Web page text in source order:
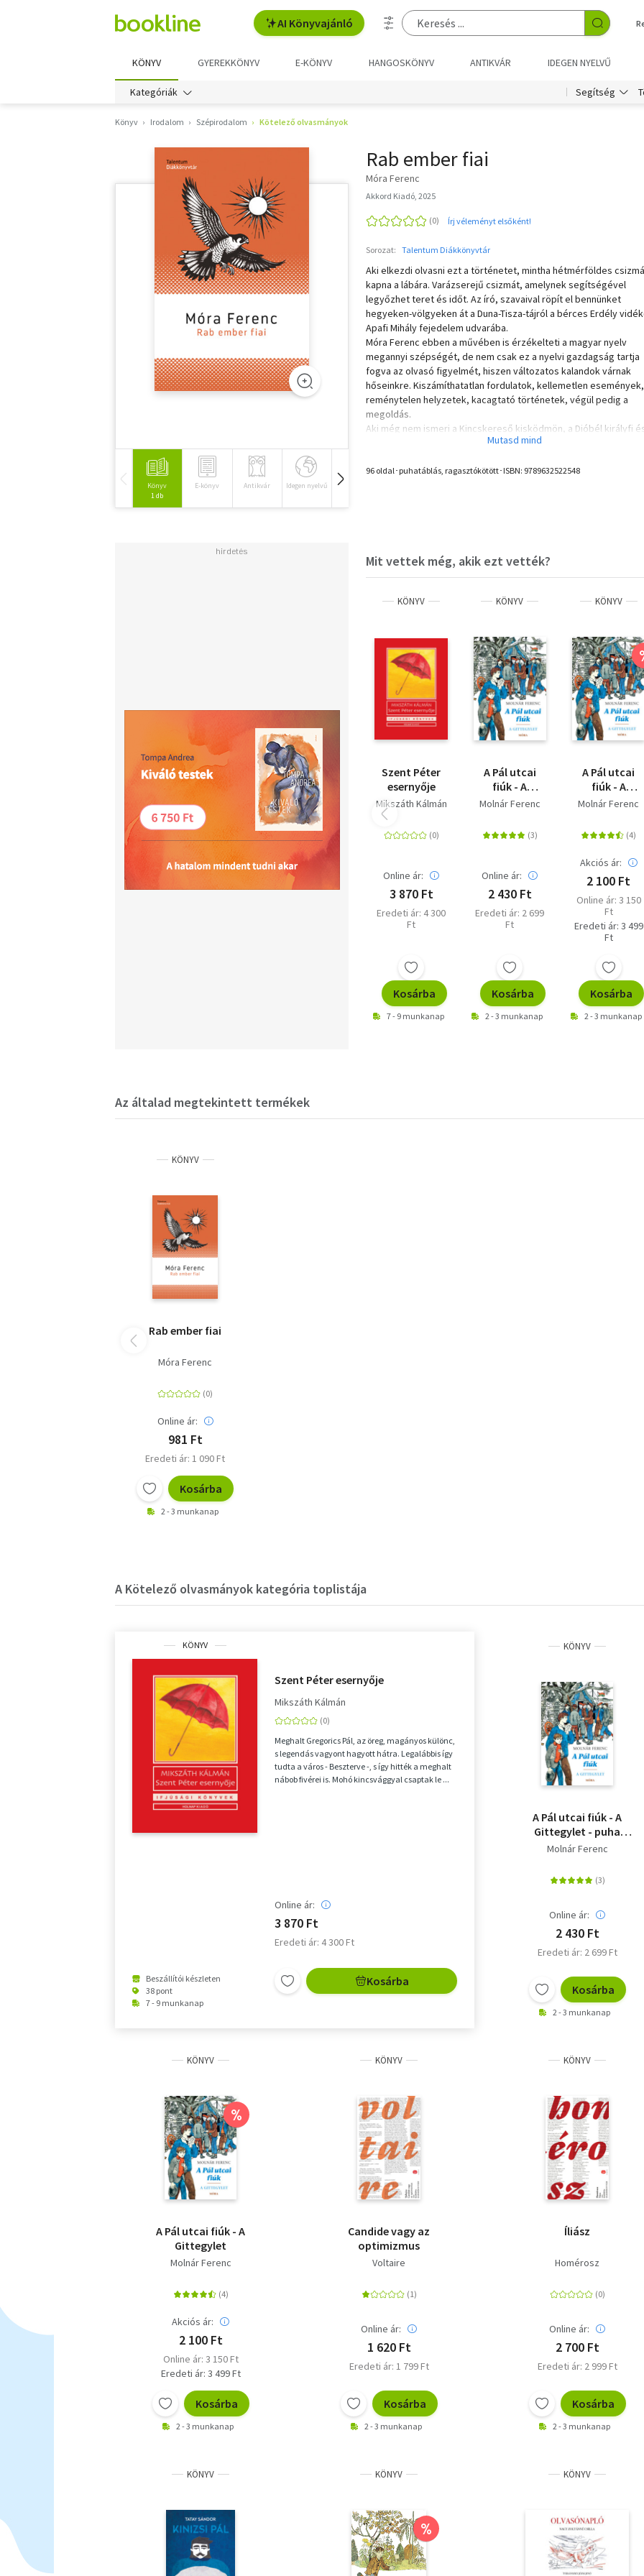
AI Könyvajánló
KÖNYV GYEREKKÖNYV E-KÖNYV HANGOSKÖNYV ANTIKVÁR IDEGEN NYELVŰ
Kategóriák Segítség
Könyv Irodalom Szépirodalom Kötelező olvasmányok
Könyv
1 db
E-könyv Antikvár Idegen nyelvű Hangoskönyv
Rab ember fiai
Móra Ferenc
Akkord Kiadó, 2025
Írj véleményt elsőként!
Sorozat: Talentum Diákkönyvtár
Aki elkezdi olvasni ezt a történetet, mintha hétmérföldes
kapna a lábára. Varázserejű csizmát, amelynek segítségével
legyőzhet teret és időt. Az író, szavaival röpít el bennünket
hegyeken-völgyeken át a Duna-Tisza-tájról a bérces Erdély
Apafi Mihály fejedelem udvarába.
Móra Ferenc ebben a művében is érzékelteti a magyar nyelv
megannyi szépségét, de nem csak ez a nyelvi gazdagság tartja
fogva az olvasó figyelmét, hiszen változatos kalandok várnak
hőseinkre. Kiszámíthatatlan fordulatok, kellemetlen események,
reménytelen helyzetek, kacagtató történetek, végül pedig a
megoldás.
Aki még nem ismeri a Kincskereső kisködmön, a Dióbél királyfi
számos többi Móra-mesét és -elbeszélést, annak igazi felfedező
történeteit, ismerős ízeket és az újbóli találkozás örömét kínálja
96 oldal･puhatáblás, ragasztókötött･ISBN: 9789632522548
Mit vettek még, akik ezt vették?
KÖNYV
Szent Péter
esernyője
Mikszáth Kálmán
Online ár:
3 870 Ft
Eredeti ár: 4 300
Ft
Kosárba
7 - 9 munkanap
KÖNYV
A Pál utcai
fiúk - A
Gittegylet -
Molnár Ferenc
Online ár:
2 430 Ft
Eredeti ár: 2 699
Ft
Kosárba
2 - 3 munkanap
KÖNYV
A Pál utcai
fiúk - A
Gittegylet
Molnár Ferenc
Akciós ár:
2 100 Ft
Online ár: 3 150
Ft
Eredeti ár: 3 499
Ft
Kosárba
2 - 3 munkanap
Az általad megtekintett termékek
KÖNYV
Rab ember fiai
Móra Ferenc
Online ár:
981 Ft
Eredeti ár: 1 090 Ft
Kosárba
2 - 3 munkanap
A Kötelező olvasmányok kategória toplistája
KÖNYV
Beszállítói készleten
38 pont
7 - 9 munkanap
Szent Péter esernyője
Mikszáth Kálmán
Meghalt Gregorics Pál, az öreg, magányos különc,
s legendás vagyont hagyott hátra. Legalábbis így
tudta a város - Beszterve -, s így hitték a meghalt
nábob fivérei is. Mohó kincsvággyal csaptak le ...
Online ár:
3 870 Ft
Eredeti ár: 4 300 Ft
Kosárba
KÖNYV
A Pál utcai fiúk - A
Gittegylet - puha
kötés
Molnár Ferenc
Online ár:
2 430 Ft
Eredeti ár: 2 699 Ft
Kosárba
2 - 3 munkanap
KÖNYV
%
A Pál utcai fiúk - A
Gittegylet
Molnár Ferenc
Akciós ár:
2 100 Ft
Online ár: 3 150 Ft
Eredeti ár: 3 499 Ft
Kosárba
2 - 3 munkanap
KÖNYV
Candide vagy az
optimizmus
Voltaire
Online ár:
1 620 Ft
Eredeti ár: 1 799 Ft
Kosárba
2 - 3 munkanap
KÖNYV
Íliász
Homérosz
Online ár:
2 700 Ft
Eredeti ár: 2 999 Ft
Kosárba
2 - 3 munkanap
KÖNYV KÖNYV
%
KÖNYV